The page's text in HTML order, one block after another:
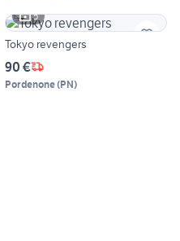
5
Tokyo revengers
90 €
Pordenone(PN)